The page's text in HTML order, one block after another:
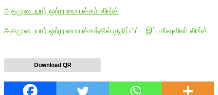
அகமுடையார் ஒற்றுமை பக்கம் லிங்க்
அகமுடையார் ஒற்றுமை பக்கத்தில் குறிப்பிட்ட இப்பதிவுவின் லிங்க்
Download QR